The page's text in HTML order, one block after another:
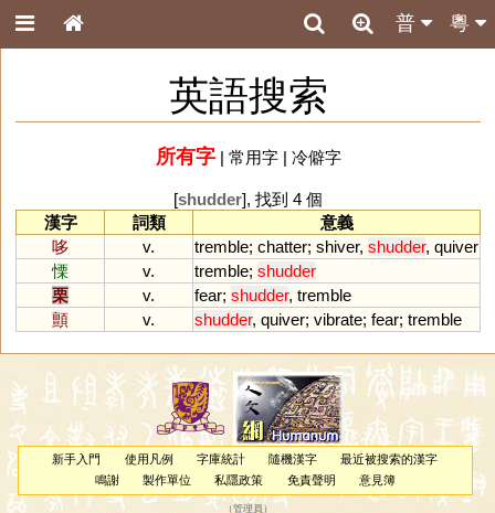
粵
普
英語搜索
所有字| 常用字| 冷僻字
[shudder], 找到 4 個
漢字
詞類
意義
哆
v. tremble; chatter; shiver, shudder, quiver
慄
v. tremble; shudder
栗
v. fear; shudder, tremble
顫
v. shudder, quiver; vibrate; fear; tremble
新手入門 使用凡例 字庫統計 隨機漢字
最近被搜索的漢字
鳴謝
製作單位 私隱政策 免責聲明 意見簿
（管理員 ）